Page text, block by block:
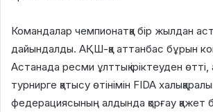
Командалар чемпионатқа бір жылдан
дайындалды. АҚШ-қа аттанбас бұрын
Астанада ресми ұлттық іріктеуден өтті,
турнирге қатысу өтінімін FIDA халықаралық
федерациясының алдында қорғау қажет